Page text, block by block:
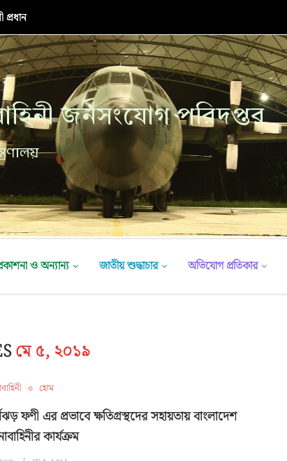
অনুষ্ঠান
জনসংযোগ পরিদপ্তর
ও অন্যান্য জাতীয় শুদ্ধাচার অভিযোগ প্রতিকার
মে ৫, ২০১৯
হোম
ফণী এর প্রভাবে ক্ষতিগ্রস্থদের সহায়তায় বাংলাদেশ
কার্যক্রম